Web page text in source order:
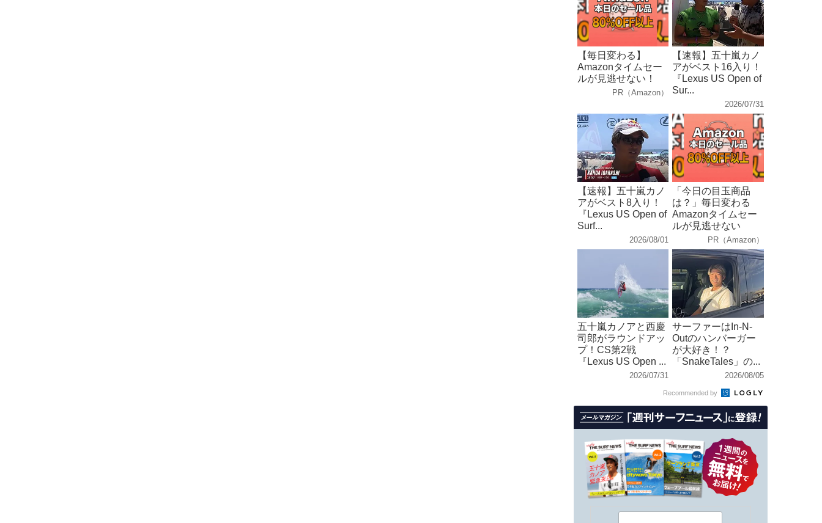
【毎日変わる】
Amazonタイムセー
ルが見逃せない！
PR（Amazon）
【速報】五十嵐カノ
アがベスト16入り！
『Lexus US Open of
Sur...
2026/07/31
【速報】五十嵐カノ
アがベスト8入り！
『Lexus US Open of
Surf...
2026/08/01
「今日の目玉商品
は？」毎日変わる
Amazonタイムセー
ルが見逃せない
PR（Amazon）
五十嵐カノアと西慶
司郎がラウンドアッ
プ！CS第2戦
『Lexus US Open ...
2026/07/31
サーファーはIn-N-
Outのハンバーガー
が大好き！？
「SnakeTales」の...
2026/08/05
Recommended by